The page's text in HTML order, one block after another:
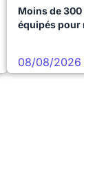
Moins de 300 €
équipés pour
08/08/2026